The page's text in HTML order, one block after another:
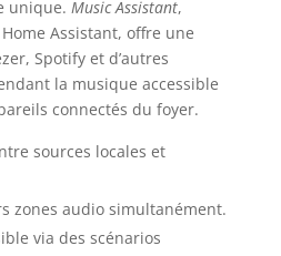
unique. Music Assistant,
Assistant, offre une
Spotify et d’autres
la musique accessible
connectés du foyer.
sources locales et
zones audio simultanément.
via des scénarios